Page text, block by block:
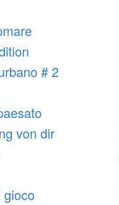
# 2
von dir
gioco